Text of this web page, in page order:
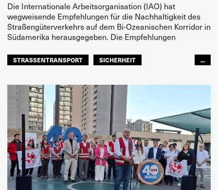
Die Internationale Arbeitsorganisation (IAO) hat
wegweisende Empfehlungen für die Nachhaltigkeit des
Straßengüterverkehrs auf dem Bi-Ozeanischen Korridor in
Südamerika herausgegeben. Die Empfehlungen
STRASSENTRANSPORT
SICHERHEIT
...